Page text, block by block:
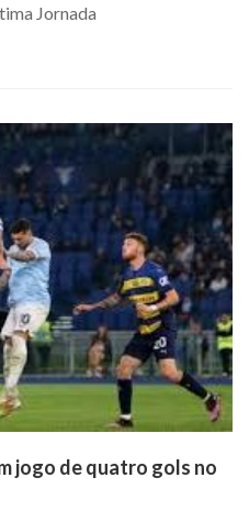
Jornada
jogo de quatro gols no